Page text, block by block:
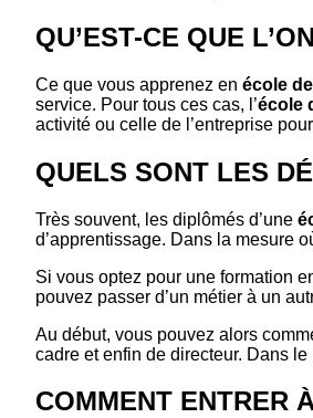
QU’EST-CE QUE
Ce que vous apprenez en école
service. Pour tous ces cas, l’école
activité ou celle de l’entreprise
QUELS SONT LES
Très souvent, les diplômés d’une
d’apprentissage. Dans la mesure
Si vous optez pour une formation
pouvez passer d’un métier à un
Au début, vous pouvez alors
cadre et enfin de directeur. Dans
COMMENT ENTRER